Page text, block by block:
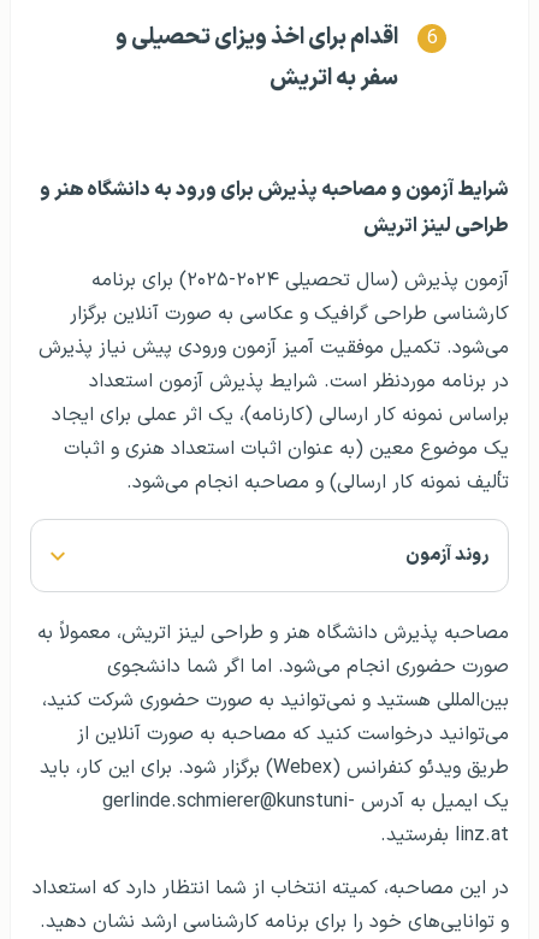
اقدام برای اخذ ویزای تحصیلی و
سفر به اتریش
شرایط آزمون و مصاحبه پذیرش برای ورود به دانشگاه هنر و
طراحی لینز اتریش
آزمون پذیرش (سال تحصیلی ۲۰۲۴-۲۰۲۵) برای برنامه
کارشناسی طراحی گرافیک و عکاسی به صورت آنلاین برگزار
می‌شود. تکمیل موفقیت آمیز آزمون ورودی پیش نیاز پذیرش
در برنامه موردنظر است. شرایط پذیرش آزمون استعداد
براساس نمونه کار ارسالی (کارنامه)، یک اثر عملی برای ایجاد
یک موضوع معین (به عنوان اثبات استعداد هنری و اثبات
تألیف نمونه کار ارسالی) و مصاحبه انجام می‌شود.
روند آزمون
مصاحبه پذیرش دانشگاه هنر و طراحی لینز اتریش، معمولاً به
صورت حضوری انجام می‌شود. اما اگر شما دانشجوی
بین‌المللی هستید و نمی‌توانید به صورت حضوری شرکت کنید،
می‌توانید درخواست کنید که مصاحبه به صورت آنلاین از
طریق ویدئو کنفرانس (Webex) برگزار شود. برای این کار، باید
یک ایمیل به آدرس gerlinde.schmierer@kunstuni-
linz.at بفرستید.
در این مصاحبه، کمیته انتخاب از شما انتظار دارد که استعداد
و توانایی‌های خود را برای برنامه کارشناسی ارشد نشان دهید.